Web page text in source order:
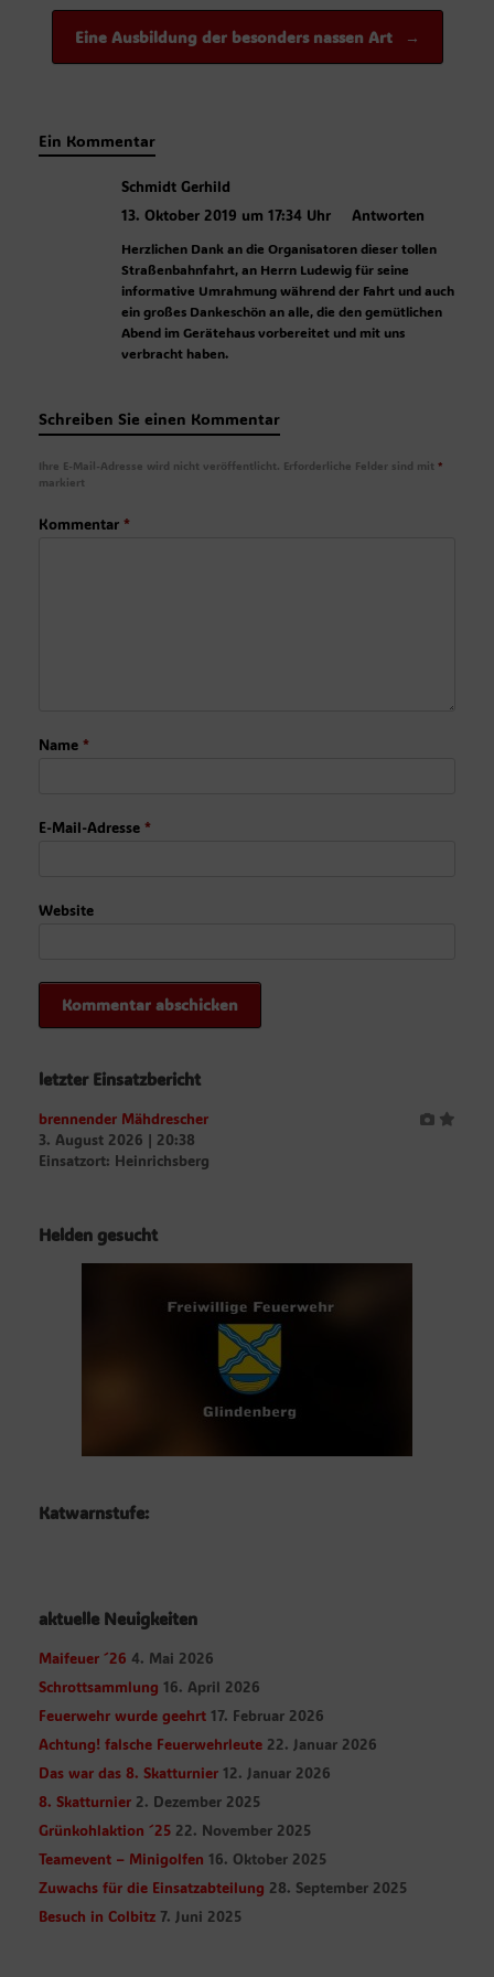
Eine Ausbildung der besonders nassen Art →
Ein Kommentar
Schmidt Gerhild
13. Oktober 2019 um 17:34 Uhr
Antworten
Herzlichen Dank an die Organisatoren dieser tollen
Straßenbahnfahrt, an Herrn Ludewig für seine
informative Umrahmung während der Fahrt und auch
ein großes Dankeschön an alle, die den gemütlichen
Abend im Gerätehaus vorbereitet und mit uns
verbracht haben.
Schreiben Sie einen Kommentar
Ihre E-Mail-Adresse wird nicht veröffentlicht. Erforderliche Felder sind mit *
markiert
Kommentar *
Name *
E-Mail-Adresse *
Website
letzter Einsatzbericht
brennender Mähdrescher
3. August 2026 | 20:38
Einsatzort: Heinrichsberg
Helden gesucht
Katwarnstufe:
aktuelle Neuigkeiten
Maifeuer ´26 4. Mai 2026
Schrottsammlung 16. April 2026
Feuerwehr wurde geehrt 17. Februar 2026
Achtung! falsche Feuerwehrleute 22. Januar 2026
Das war das 8. Skatturnier 12. Januar 2026
8. Skatturnier 2. Dezember 2025
Grünkohlaktion ´25 22. November 2025
Teamevent – Minigolfen 16. Oktober 2025
Zuwachs für die Einsatzabteilung 28. September 2025
Besuch in Colbitz 7. Juni 2025